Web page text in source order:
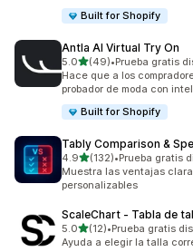
Built for Shopify
Antla AI Virtual Try On
5.0de 5 estrellas
(49)
49 reseñas en total
•Prueba gratis
Hace que a los
probador de moda con
Built for Shopify
Tably Comparison &
4.9de 5 estrellas
(132)
132 reseñas en total
•Prueba gratis
Muestra las ventajas
personalizables
ScaleChart ‑ Tabla de
5.0de 5 estrellas
(12)
12 reseñas en total
•Prueba gratis
Ayuda a elegir la talla